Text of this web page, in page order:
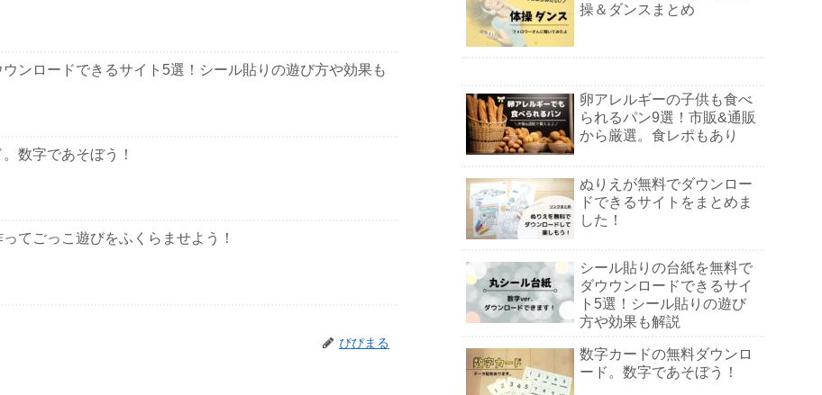
ンロードできるサイト5選！シール貼りの遊び方や効果も
数字であそぼう！
てごっこ遊びをふくらませよう！
ぴぴまる
操＆ダンスまとめ
卵アレルギーの子供も食べ
られるパン9選！市販&通販
から厳選。食レポもあり
ぬりえが無料でダウンロー
ドできるサイトをまとめま
した！
シール貼りの台紙を無料で
ダウウンロードできるサイ
ト5選！シール貼りの遊び
方や効果も解説
数字カードの無料ダウンロ
ード。数字であそぼう！